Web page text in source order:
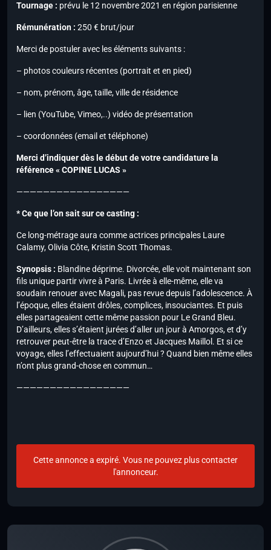
Tournage : prévu le 12 novembre 2021 en région parisienne
Rémunération : 250 € brut/jour
Merci de postuler avec les éléments suivants :
– photos couleurs récentes (portrait et en pied)
– nom, prénom, âge, taille, ville de résidence
– lien (YouTube, Vimeo,..) vidéo de présentation
– coordonnées (email et téléphone)
Merci d’indiquer dès le début de votre candidature la
référence « COPINE LUCAS »
—————————————————
* Ce que l’on sait sur ce casting :
Ce long-métrage aura comme actrices principales Laure
Calamy, Olivia Côte, Kristin Scott Thomas.
Synopsis : Blandine déprime. Divorcée, elle voit maintenant son
fils unique partir vivre à Paris. Livrée à elle-même, elle va
soudain renouer avec Magali, pas revue depuis l’adolescence. À
l’époque, elles étaient drôles, complices, insouciantes. Et puis
elles partageaient cette même passion pour Le Grand Bleu.
D’ailleurs, elles s’étaient jurées d’aller un jour à Amorgos, et d’y
retrouver peut-être la trace d’Enzo et Jacques Maillol. Et si ce
voyage, elles l’effectuaient aujourd’hui ? Quand bien même elles
n’ont plus grand-chose en commun…
—————————————————
Cette annonce a expiré. Vous ne pouvez plus contacter
l'annonceur.